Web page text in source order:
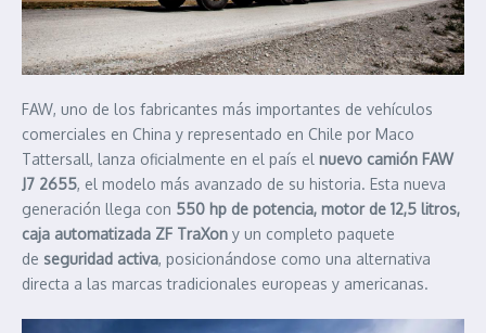
FAW, uno de los fabricantes más importantes de vehículos
comerciales en China y representado en Chile por Maco
Tattersall, lanza oficialmente en el país el nuevo camión FAW
J7 2655, el modelo más avanzado de su historia. Esta nueva
generación llega con 550 hp de potencia, motor de 12,5 litros,
caja automatizada ZF TraXon y un completo paquete
de seguridad activa, posicionándose como una alternativa
directa a las marcas tradicionales europeas y americanas.